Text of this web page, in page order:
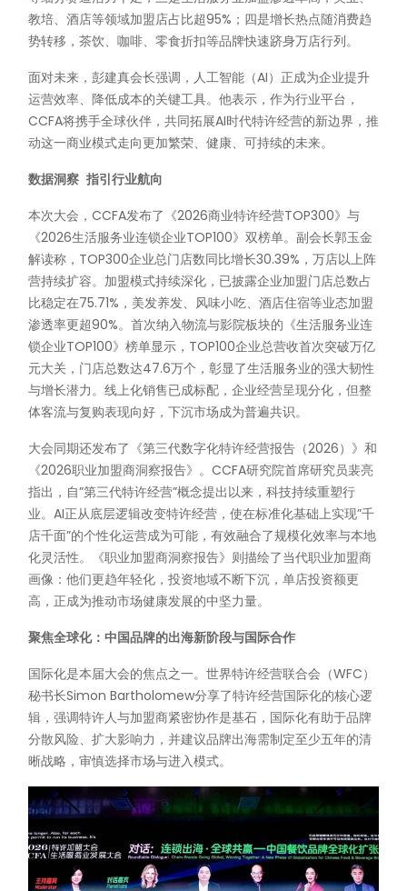
教培、酒店等领域加盟店占比超95%；四是增长热点随消费趋
势转移，茶饮、咖啡、零食折扣等品牌快速跻身万店行列。
面对未来，彭建真会长强调，人工智能（AI）正成为企业提升
运营效率、降低成本的关键工具。他表示，作为行业平台，
CCFA将携手全球伙伴，共同拓展AI时代特许经营的新边界，推
动这一商业模式走向更加繁荣、健康、可持续的未来。
数据洞察 指引行业航向
本次大会，CCFA发布了《2026商业特许经营TOP300》与
《2026生活服务业连锁企业TOP100》双榜单。副会长郭玉金
解读称，TOP300企业总门店数同比增长30.39%，万店以上阵
营持续扩容。加盟模式持续深化，已披露企业加盟门店总数占
比稳定在75.71%，美发养发、风味小吃、酒店住宿等业态加盟
渗透率更超90%。首次纳入物流与影院板块的《生活服务业连
锁企业TOP100》榜单显示，TOP100企业总营收首次突破万亿
元大关，门店总数达47.6万个，彰显了生活服务业的强大韧性
与增长潜力。线上化销售已成标配，企业经营呈现分化，但整
体客流与复购表现向好，下沉市场成为普遍共识。
大会同期还发布了《第三代数字化特许经营报告（2026）》和
《2026职业加盟商洞察报告》。CCFA研究院首席研究员裴亮
指出，自”第三代特许经营”概念提出以来，科技持续重塑行
业。AI正从底层逻辑改变特许经营，使在标准化基础上实现”千
店千面”的个性化运营成为可能，有效融合了规模化效率与本地
化灵活性。《职业加盟商洞察报告》则描绘了当代职业加盟商
画像：他们更趋年轻化，投资地域不断下沉，单店投资额更
高，正成为推动市场健康发展的中坚力量。
聚焦全球化：中国品牌的出海新阶段与国际合作
国际化是本届大会的焦点之一。世界特许经营联合会（WFC）
秘书长Simon Bartholomew分享了特许经营国际化的核心逻
辑，强调特许人与加盟商紧密协作是基石，国际化有助于品牌
分散风险、扩大影响力，并建议品牌出海需制定至少五年的清
晰战略，审慎选择市场与进入模式。